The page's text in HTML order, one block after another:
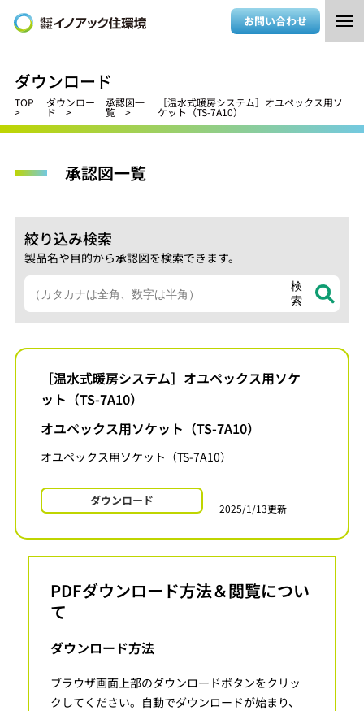
お問い合わせ
ダウンロード
TOP ダウンロー
ド
承認図一
覧
［温水式暖房システム］オユペックス用ソ
ケット（TS-7A10）
承認図一覧
絞り込み検索
製品名や目的から承認図を検索できます。
検
索
［温水式暖房システム］オユペックス用ソケ
ット（TS-7A10）
オユペックス用ソケット（TS-7A10）
オユペックス用ソケット（TS-7A10）
ダウンロード
2025/1/13更新
PDFダウンロード方法＆閲覧につい
て
ダウンロード方法
ブラウザ画面上部のダウンロードボタンをクリッ
クしてください。自動でダウンロードが始まり、